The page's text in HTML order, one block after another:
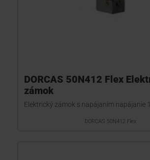
DORCAS 50N412 Flex
zámok
Elektrický zámok s napájaním napájanie
DORCAS 50N412 Flex